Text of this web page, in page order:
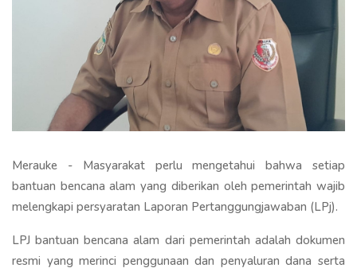
Merauke - Masyarakat perlu mengetahui bahwa setiap
bantuan bencana alam yang diberikan oleh pemerintah wajib
melengkapi persyaratan Laporan Pertanggungjawaban (LPj).
LPJ bantuan bencana alam dari pemerintah adalah dokumen
resmi yang merinci penggunaan dan penyaluran dana serta